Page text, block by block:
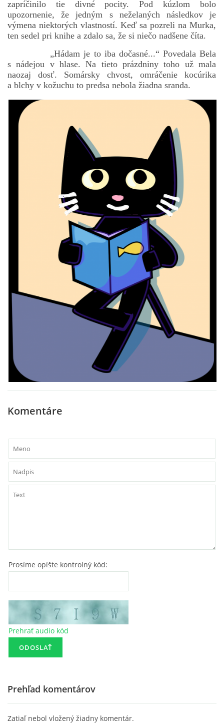
zapríčinilo tie divné pocity. Pod kúzlom bolo
upozornenie, že jedným s neželaných následkov je
výmena niektorých vlastností. Keď sa pozreli na Murka,
ten sedel pri knihe a zdalo sa, že si niečo nadšene číta.
„Hádam je to iba dočasné...“ Povedala Bela
s nádejou v hlase. Na tieto prázdniny toho už mala
naozaj dosť. Somársky chvost, omráčenie kocúrika
a blchy v kožuchu to predsa nebola žiadna sranda.
Komentáre
Prosíme opíšte kontrolný kód:
Prehrať audio kód
Prehľad komentárov
Zatiaľ nebol vložený žiadny komentár.